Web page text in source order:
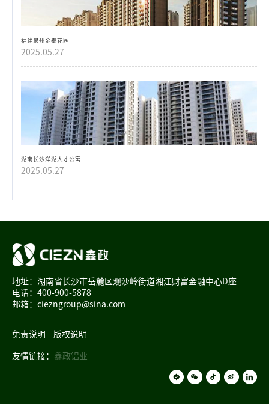
福建泉州金泰花园
2025.05.27
湖南长沙洋湖人才公寓
2025.05.27
地址：湖南省长沙市岳麓区观沙岭街道湘江财富金融中心D座
电话：400-900-5878
邮箱：ciezngroup@sina.com
免责说明 版权说明
友情链接： 鑫政铝业